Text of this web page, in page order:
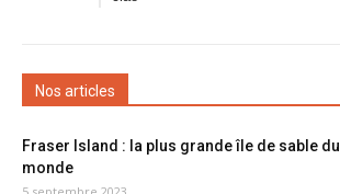
Nos articles
Fraser Island : la plus grande île de sable du
monde